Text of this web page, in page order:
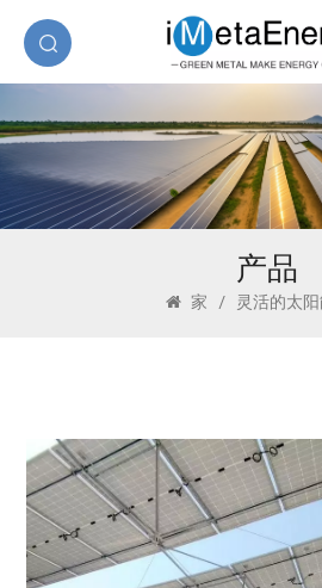
产品
家 / 灵活的太